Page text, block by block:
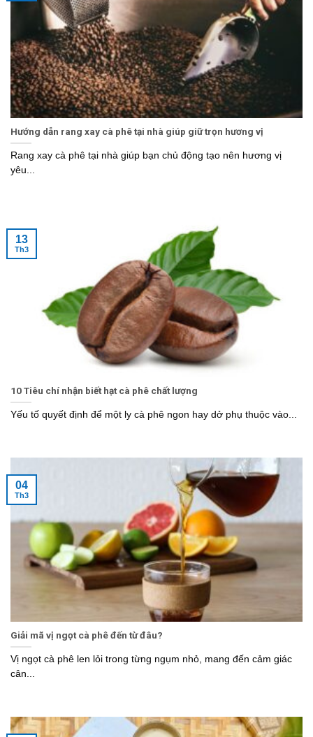
Hướng dẫn rang xay cà phê tại nhà giúp giữ trọn hương vị
Rang xay cà phê tại nhà giúp bạn chủ động tạo nên hương vị
yêu...
10 Tiêu chí nhận biết hạt cà phê chất lượng
Yếu tố quyết định để một ly cà phê ngon hay dở phụ thuộc vào...
13
Th3
Giải mã vị ngọt cà phê đến từ đâu?
Vị ngọt cà phê len lỏi trong từng ngụm nhỏ, mang đến cảm giác
cân...
04
Th3